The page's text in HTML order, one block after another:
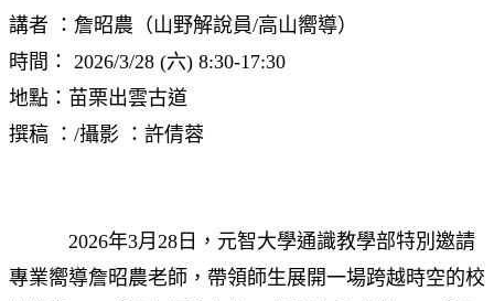
講者 ：詹昭農（山野解說員/高山嚮導）
時間： 2026/3/28 (六) 8:30-17:30
地點：苗栗出雲古道
撰稿 ：/攝影 ：許倩蓉
2026年3月28日，元智大學通識教學部特別邀請
專業嚮導詹昭農老師，帶領師生展開一場跨越時空的校